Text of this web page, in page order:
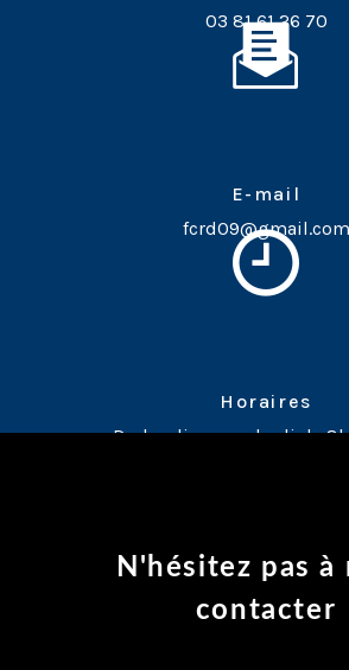
03 81 61 26 70
E-mail
fcrd09@gmail.com
Horaires
Du lundi au vendredi de
N'hésitez pas à
contacter